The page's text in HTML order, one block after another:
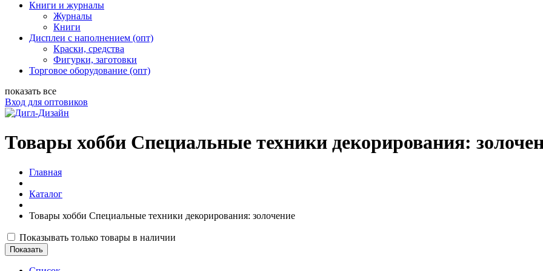
Книги и журналы
Журналы
Книги
Дисплеи с наполнением (опт)
Краски, средства
Фигурки, заготовки
Торговое оборудование (опт)
показать все
Вход для оптовиков
Товары хобби Специальные техники декорирования:
Главная
Каталог
Товары хобби Специальные техники декорирования: золочение
Показывать только товары в наличии